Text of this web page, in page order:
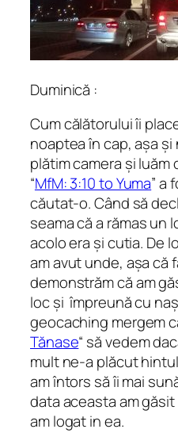
Duminică :
Cum călătorului îi
noaptea în cap, așa și
plătim camera și luăm
“MfM: 3:10 to Yuma” a
căutat-o. Când să
seama că a rămas un
acolo era și cutia. De
am avut unde, așa că
demonstrăm că am
loc și împreună cu
geocaching mergem
Tănase“ să vedem
mult ne-a plăcut
am întors să îi mai
data aceasta am
am logat in ea.